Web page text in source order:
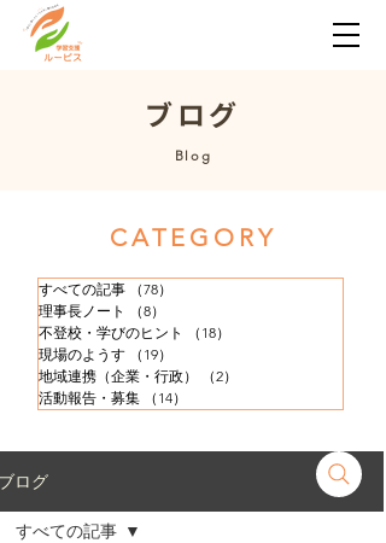
​ブログ
​Blog
​CATEGORY
すべての記事 （78）
理事長ノート
（8）
不登校・学びのヒント
（18）
現場のようす
（19）
地域連携（企業・行政）
（2）
活動報告・募集
（14）
ログ
すべての記事